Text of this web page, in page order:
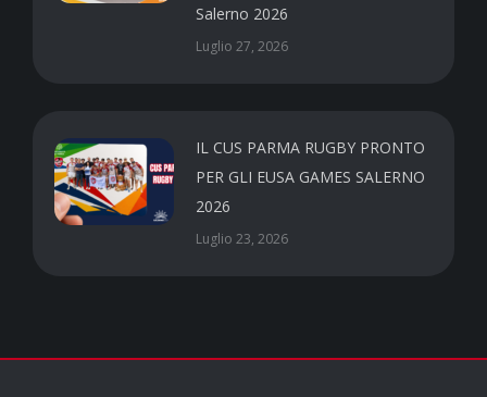
Salerno 2026
Luglio 27, 2026
IL CUS PARMA RUGBY PRONTO
PER GLI EUSA GAMES SALERNO
2026
Luglio 23, 2026